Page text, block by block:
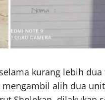
kurang lebih
alih dua